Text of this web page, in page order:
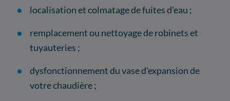
localisation et colmatage de fuites d'eau ;
remplacement ou nettoyage de robinets et
tuyauteries ;
dysfonctionnement du vase d'expansion de
votre chaudière ;